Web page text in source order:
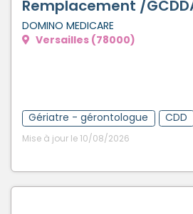
Remplacement /
DOMINO MEDICARE
Versailles (78000)
Gériatre - gérontologue CDD
Mise à jour le 10/08/2026